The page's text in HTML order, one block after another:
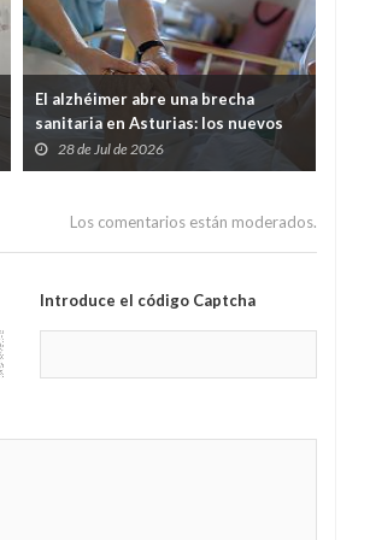
El alzhéimer abre una brecha
sanitaria en Asturias: los nuevos
fármacos llegarán, pero solo podrá
pagarlos quien tenga hasta 30.000
28 de Jul de 2026
Los comentarios están moderados.
Introduce el código Captcha